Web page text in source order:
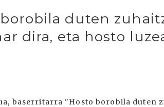
duten
dira, eta hosto
baserritarra "Hosto borobila duten